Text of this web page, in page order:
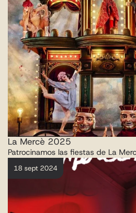
La Mercè 2025
Patrocinamos las fiestas de La
18 sept 2024